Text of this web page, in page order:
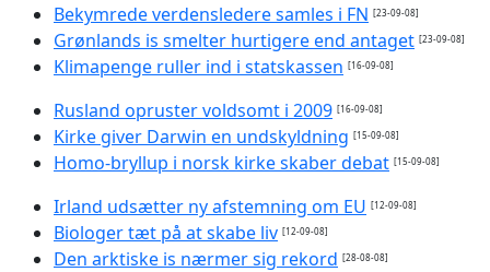
Bekymrede verdensledere samles i FN [23-09-08]
Grønlands is smelter hurtigere end antaget [23-09-08]
Klimapenge ruller ind i statskassen [16-09-08]
Rusland opruster voldsomt i 2009 [16-09-08]
Kirke giver Darwin en undskyldning [15-09-08]
Homo-bryllup i norsk kirke skaber debat [15-09-08]
Irland udsætter ny afstemning om EU [12-09-08]
Biologer tæt på at skabe liv [12-09-08]
Den arktiske is nærmer sig rekord [28-08-08]